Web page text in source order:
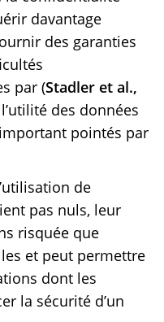
davantage
des garanties
par (Stadler et al.,
des données
pointés par
de
pas nuls, leur
risquée que
et peut permettre
dont les
la sécurité d’un